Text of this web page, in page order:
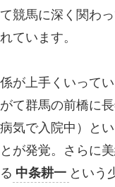
競馬に深く関わ
ています。
が上手くいって
て群馬の前橋に
気で入院中）と
が発覚。さらに
中条耕一 という